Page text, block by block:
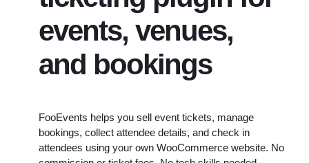
events, venues,
and bookings
FooEvents helps you sell event tickets, manage
bookings, collect attendee details, and check in
attendees using your own WooCommerce website. No